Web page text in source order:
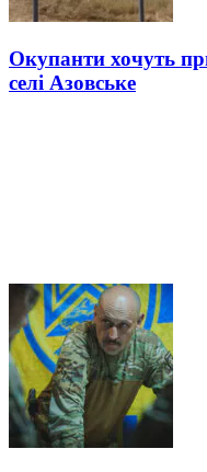
Окупанти хочуть
селі Азовське